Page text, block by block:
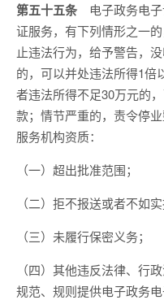
第五十五条 电子政务电子
证服务，有下列情形之一
止违法行为，给予警告，
的，可以并处违法所得1倍
者违法所得不足30万元的
款；情节严重的，责令停
服务机构资质：
（一）超出批准范围；
（二）拒不报送或者不如
（三）未履行保密义务；
（四）其他违反法律、行
规范、规则提供电子政务电